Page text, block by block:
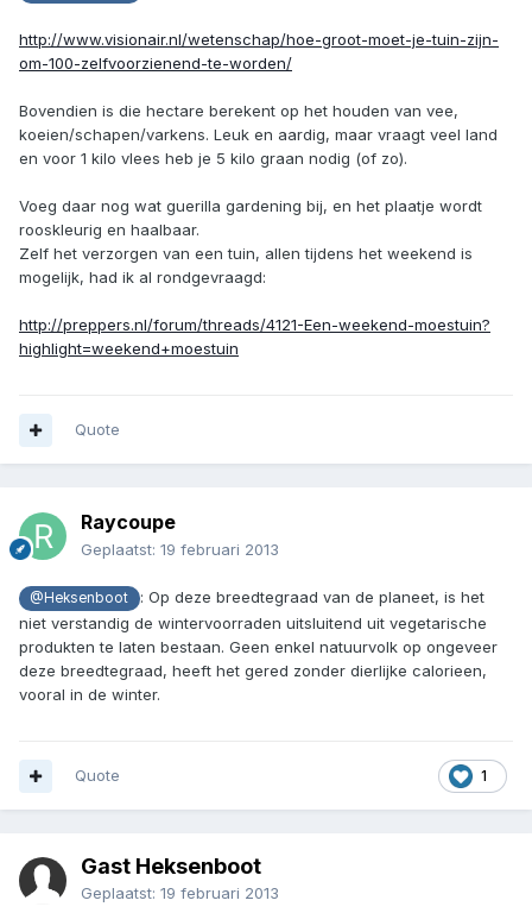
http://www.visionair.nl/wetenschap/hoe-groot-moet-je-tuin-zijn-
om-100-zelfvoorzienend-te-worden/
Bovendien is die hectare berekent op het houden van vee,
koeien/schapen/varkens. Leuk en aardig, maar vraagt veel land
en voor 1 kilo vlees heb je 5 kilo graan nodig (of zo).
Voeg daar nog wat guerilla gardening bij, en het plaatje wordt
rooskleurig en haalbaar.
Zelf het verzorgen van een tuin, allen tijdens het weekend is
mogelijk, had ik al rondgevraagd:
http://preppers.nl/forum/threads/4121-Een-weekend-moestuin?
highlight=weekend+moestuin
Quote
Raycoupe
Geplaatst: 19 februari 2013
@Heksenboot
: Op deze breedtegraad van de planeet, is het
niet verstandig de wintervoorraden uitsluitend uit vegetarische
produkten te laten bestaan. Geen enkel natuurvolk op ongeveer
deze breedtegraad, heeft het gered zonder dierlijke calorieen,
vooral in de winter.
1
Quote
Gast Heksenboot
Geplaatst: 19 februari 2013